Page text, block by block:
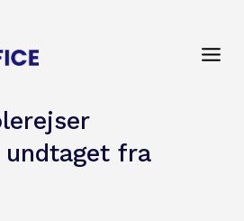
fra